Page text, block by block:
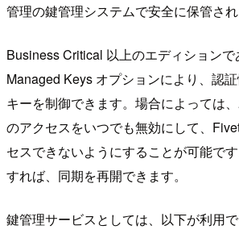
管理の鍵管理システムで安全に保管され
Business Critical 以上のエディション
Managed Keys オプションにより、認
キーを制御できます。場合によっては
のアクセスをいつでも無効にして、
セスできないようにすることが可能で
すれば、同期を再開できます。
鍵管理サービスとしては、以下が利用で